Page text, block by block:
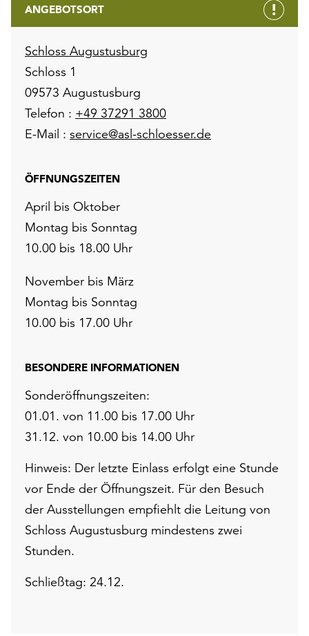
ANGEBOTSORT
Schloss Augustusburg
Schloss 1
09573 Augustusburg
Telefon : +49 37291 3800
E-Mail : service@asl-schloesser.de
ÖFFNUNGSZEITEN
April bis Oktober
Montag bis Sonntag
10.00 bis 18.00 Uhr
November bis März
Montag bis Sonntag
10.00 bis 17.00 Uhr
BESONDERE INFORMATIONEN
Sonderöffnungszeiten:
01.01. von 11.00 bis 17.00 Uhr
31.12. von 10.00 bis 14.00 Uhr
Hinweis: Der letzte Einlass erfolgt eine Stunde
vor Ende der Öffnungszeit. Für den Besuch
der Ausstellungen empfiehlt die Leitung von
Schloss Augustusburg mindestens zwei
Stunden.
Schließtag: 24.12.